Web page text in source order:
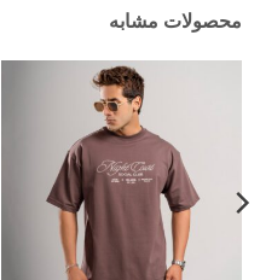
محصولات مشابه